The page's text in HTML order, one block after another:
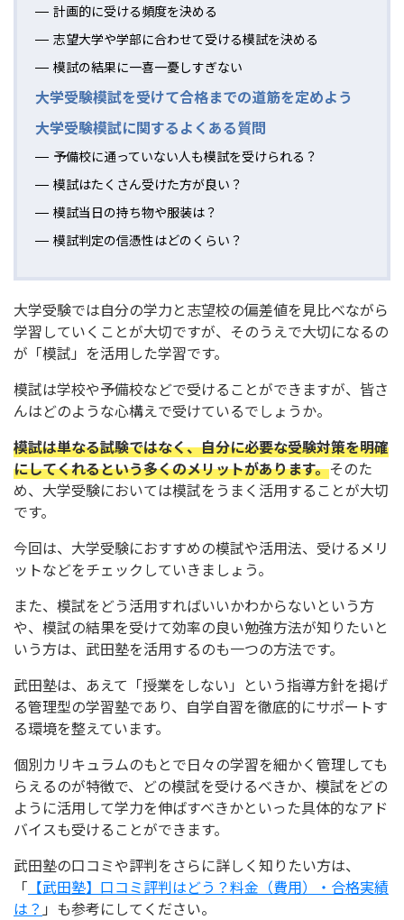
計画的に受ける頻度を決める
志望大学や学部に合わせて受ける模試を決める
模試の結果に一喜一憂しすぎない
大学受験模試を受けて合格までの道筋を定めよう
大学受験模試に関するよくある質問
予備校に通っていない人も模試を受けられる？
模試はたくさん受けた方が良い？
模試当日の持ち物や服装は？
模試判定の信憑性はどのくらい？
大学受験では自分の学力と志望校の偏差値を見比べながら
学習していくことが大切ですが、そのうえで大切になるの
が「模試」を活用した学習です。
模試は学校や予備校などで受けることができますが、皆さ
んはどのような心構えで受けているでしょうか。
模試は単なる試験ではなく、自分に必要な受験対策を明確
にしてくれるという多くのメリットがあります。そのた
め、大学受験においては模試をうまく活用することが大切
です。
今回は、大学受験におすすめの模試や活用法、受けるメリ
ットなどをチェックしていきましょう。
また、模試をどう活用すればいいかわからないという方
や、模試の結果を受けて効率の良い勉強方法が知りたいと
いう方は、武田塾を活用するのも一つの方法です。
武田塾は、あえて「授業をしない」という指導方針を掲げ
る管理型の学習塾であり、自学自習を徹底的にサポートす
る環境を整えています。
個別カリキュラムのもとで日々の学習を細かく管理しても
らえるのが特徴で、どの模試を受けるべきか、模試をどの
ように活用して学力を伸ばすべきかといった具体的なアド
バイスも受けることができます。
武田塾の口コミや評判をさらに詳しく知りたい方は、
「 【武田塾】口コミ評判はどう？料金（費用）・合格実績
は？ 」も参考にしてください。